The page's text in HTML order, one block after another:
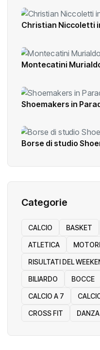
Christian Niccoletti
Montecatini
Shoemakers in
Borse di studio
Categorie
CALCIO BASKET
ATLETICA MOTORI
RISULTATI DEL
BILIARDO BOCCE
CALCIO A 7
CROSS FIT DANZA